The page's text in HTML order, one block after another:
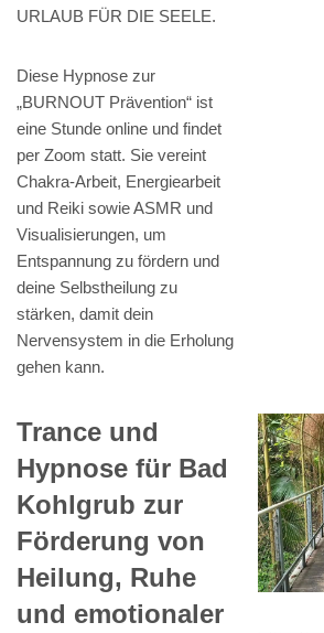
URLAUB FÜR DIE SEELE.
Diese Hypnose zur
„BURNOUT Prävention“ ist
eine Stunde online und findet
per Zoom statt. Sie vereint
Chakra-Arbeit, Energiearbeit
und Reiki sowie ASMR und
Visualisierungen, um
Entspannung zu fördern und
deine Selbstheilung zu
stärken, damit dein
Nervensystem in die Erholung
gehen kann.
Trance und
Hypnose für Bad
Kohlgrub zur
Förderung von
Heilung, Ruhe
und emotionaler